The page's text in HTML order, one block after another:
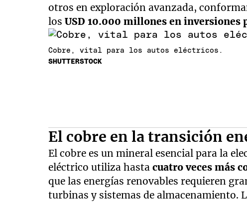
otros en exploración avanzada,
losUSD 10.000 millones en inversiones
Cobre, vital para los autos eléctricos.
SHUTTERSTOCK
El cobre en la transición
El cobre es un mineral esencial para la
eléctrico utiliza hastacuatro veces más
que las energías renovables requieren
turbinas y sistemas de almacenamiento.